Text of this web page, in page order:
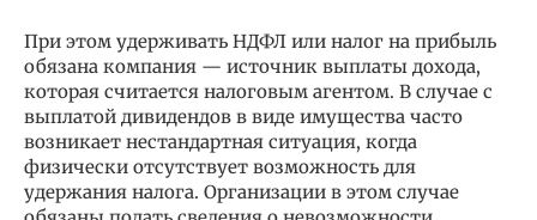
При этом удерживать НДФЛ или налог на прибыль
обязана компания — источник выплаты дохода,
которая считается налоговым агентом. В случае с
выплатой дивидендов в виде имущества часто
возникает нестандартная ситуация, когда
физически отсутствует возможность для
удержания налога. Организации в этом случае